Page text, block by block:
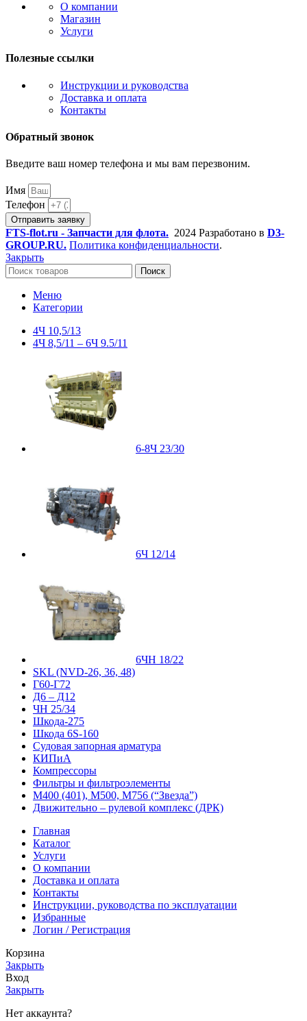
О компании
Магазин
Услуги
Полезные ссылки
Инструкции и руководства
Доставка и оплата
Контакты
Обратный звонок
Введите ваш номер телефона и мы вам перезвоним.
Имя
Телефон
Отправить заявку
FTS-flot.ru - Запчасти для флота. 2024 Разработано в D3-
GROUP.RU. Политика конфиденциальности.
Закрыть
Поиск
Меню
Категории
4Ч 10,5/13
4Ч 8,5/11 – 6Ч 9.5/11
6-8Ч 23/30
6Ч 12/14
6ЧН 18/22
SKL (NVD-26, 36, 48)
Г60-Г72
Д6 – Д12
ЧН 25/34
Шкода-275
Шкода 6S-160
Судовая запорная арматура
КИПиА
Компрессоры
Фильтры и фильтроэлементы
М400 (401), М500, М756 (“Звезда”)
Движительно – рулевой комплекс (ДРК)
Главная
Каталог
Услуги
О компании
Доставка и оплата
Контакты
Инструкции, руководства по эксплуатации
Избранные
Логин / Регистрация
Корзина
Закрыть
Вход
Закрыть
Нет аккаунта?